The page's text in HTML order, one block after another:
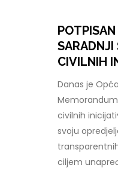
SARADNJI
CIVILNIH
Danas je
civilnih
svoju
ciljem